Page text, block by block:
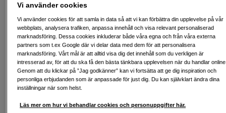
Delbetala från 83 SEK/mån via
Exempel: 48 mån, 83 SEK/mån, totalt 4 563 SEK, effektiv ränta 10,45 %
Startavgift 579 SEK, aviavgift 45 SEK/mån tillkommer
Att låna kostar pengar!
Om du inte kan betala tillbaka skulden i tid
riskerar du en betalningsanmärkning. Det kan leda till svårigheter att få hyra
bostad, teckna abonnemang och få nya lån. För stöd, vänd dig till budget-
och skuldrådgivningen i din kommun. Kontaktuppgifter finns på
Vi använder cookies
Vi använder cookies för att samla in data så att vi kan förbättra din upplevelse på vår
webbplats, analysera trafiken, anpassa innehåll och visa relevant personaliserad
marknadsföring. Dessa cookies inkluderar både våra egna och från våra externa
partners som t.ex Google där vi delar data med dem för att personalisera
marknadsföring. Vårt mål är att alltid visa dig det innehåll som du verkligen är
intresserad av, för att du ska få den bästa tänkbara upplevelsen när du handlar
Genom att du klickar på ”Jag godkänner” kan vi fortsätta att ge dig inspiration och
personliga erbjudanden som är anpassade för just dig. Du kan självklart ändra dina
inställningar när som helst.
Läs mer om hur vi behandlar cookies och personuppgifter här.